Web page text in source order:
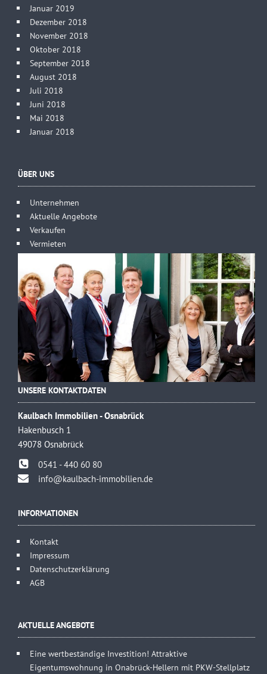
Januar 2019
Dezember 2018
November 2018
Oktober 2018
September 2018
August 2018
Juli 2018
Juni 2018
Mai 2018
Januar 2018
ÜBER UNS
Unternehmen
Aktuelle Angebote
Verkaufen
Vermieten
UNSERE KONTAKTDATEN
Kaulbach Immobilien - Osnabrück
Hakenbusch 1
49078 Osnabrück
0541 - 440 60 80
info@kaulbach-immobilien.de
INFORMATIONEN
Kontakt
Impressum
Datenschutzerklärung
AGB
AKTUELLE ANGEBOTE
Eine wertbeständige Investition! Attraktive
Eigentumswohnung in Onabrück-Hellern mit PKW-Stellplatz